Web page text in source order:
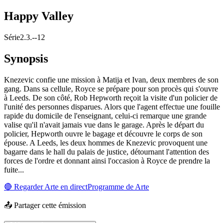
Happy Valley
Série2.3.--12
Synopsis
Knezevic confie une mission à Matija et Ivan, deux membres de son
gang. Dans sa cellule, Royce se prépare pour son procès qui s'ouvre
à Leeds. De son côté, Rob Hepworth reçoit la visite d'un policier de
l'unité des personnes disparues. Alors que l'agent effectue une fouille
rapide du domicile de l'enseignant, celui-ci remarque une grande
valise qu'il n'avait jamais vue dans le garage. Après le départ du
policier, Hepworth ouvre le bagage et découvre le corps de son
épouse. A Leeds, les deux hommes de Knezevic provoquent une
bagarre dans le hall du palais de justice, détournant l'attention des
forces de l'ordre et donnant ainsi l'occasion à Royce de prendre la
fuite...
🔴 RegarderArte en directProgramme de Arte
📤 Partager cette émission